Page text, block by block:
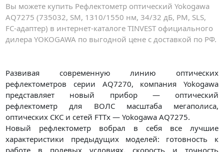
Вы можете купить Рефлектометр оптический Yokogawa
AQ7275 (735032, SM, 1310/1550 нм, 34/32 дБ, PM, SLS,
FC-адаптер) в интернет-каталоге TINVEST официального
дилера YOKOGAWA по выгодной цене с доставкой по РФ.
Развивая современную линию оптических
рефлектометров серии AQ7270, компания Yokogawa
представляет новый прибор — оптический
рефлектометр для ВОЛС масштаба мегаполиса,
оптических СКС и сетей FTTx — Yokogawa AQ7275.
Новый рефлектометр вобрал в себя все лучшие
характеристики предыдущих моделей: готовность к
работе в полевых условиях, скорость и точность